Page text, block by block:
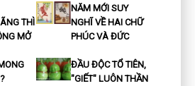
THÌ
MỞ
NĂM MỚI SUY
NGHĨ VỀ HAI CHỮ
PHÚC VÀ ĐỨC
ĐẦU ĐỘC TỔ TIÊN,
"GIẾT" LUÔN THẦN